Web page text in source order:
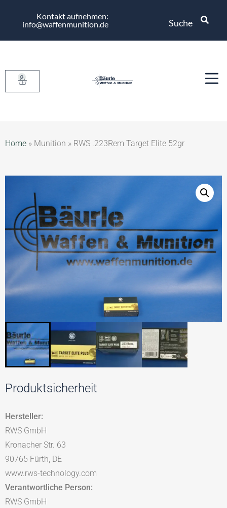
Kontakt aufnehmen:
info@waffenmunition.de
Suche
0
Home » Munition » RWS .223Rem Target Elite 52gr
Produktsicherheit
Hersteller:
RWS GmbH
Kronacher Str. 63
90765 Fürth, DE
www.rws-technology.com
Verantwortliche Person:
RWS GmbH